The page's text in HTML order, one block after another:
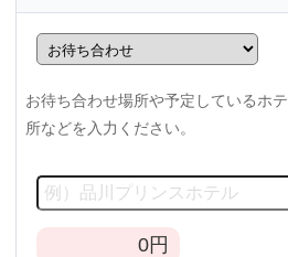
お待ち合わせ場所や予定しているホ
所などを入力ください。
0円